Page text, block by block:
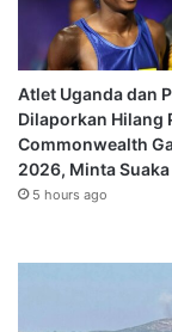
Atlet Uganda dan
Dilaporkan Hilang
Commonwealth
2026, Minta
5 hours ago